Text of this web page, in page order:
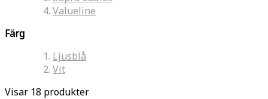
Valueline
Färg
Ljusblå
Vit
Visar 18 produkter